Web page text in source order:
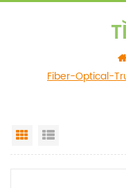
Fiber-Optical-
Grid View